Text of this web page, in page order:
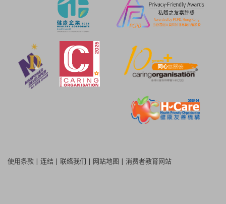
使用条款 | 连结 | 联络我们 | 网站地图 | 消费者教育网站